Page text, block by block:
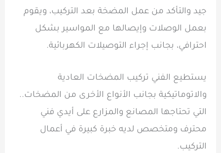
جيد والتأكد من عمل المضخة بعد التركيب، ويقوم
بعمل الوصلات وإيصالها مع المواسير بشكل
احترافي، بجانب إجراء التوصيلات الكهربائية.
يستطيع الفني تركيب المضخات العادية
والاتوماتيكية بجانب الأنواع الأخرى من المضخات..
التي تحتاجها المصانع والمزارع على أيدي فني
محترف ومتخصص لديه خبرة كبيرة في أعمال
التركيب.